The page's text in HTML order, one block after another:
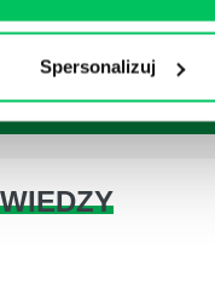
Spersonalizuj